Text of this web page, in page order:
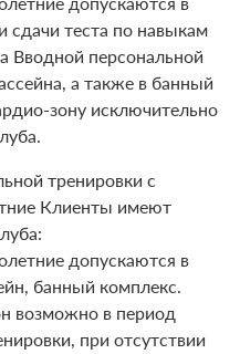
сдачи теста по навыкам
Вводной персональной
а также в банный
зону исключительно
тренировки с
Клиенты имеют
допускаются в
банный комплекс.
возможно в период
при отсутствии